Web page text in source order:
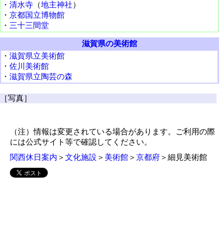
・ 清水寺 （地主神社）
・ 京都国立博物館
・ 三十三間堂
滋賀県の美術館
・ 滋賀県立美術館
・ 佐川美術館
・ 滋賀県立陶芸の森
［写真］
（注）情報は変更されている場合があります。ご利用の際
には公式サイト等で確認してください。
関西休日案内 ＞ 文化施設 ＞ 美術館 ＞ 京都府 ＞細見美術館